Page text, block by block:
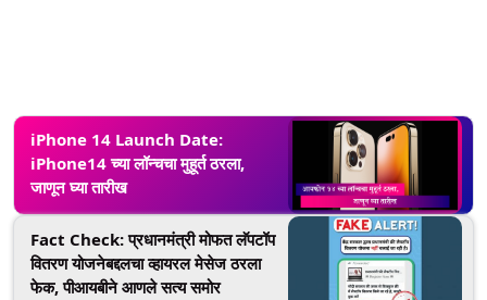
iPhone 14 Launch Date:
iPhone14 च्या लॉन्चचा मुहूर्त ठरला,
जाणून घ्या तारीख
Fact Check: प्रधानमंत्री मोफत लॅपटॉप
वितरण योजनेबद्दलचा व्हायरल मेसेज ठरला
फेक, पीआयबीने आणले सत्य समोर